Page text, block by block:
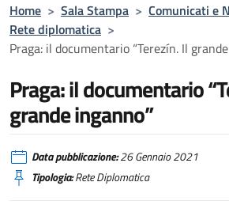
Home > Sala Stampa > Comunicati e
Rete diplomatica >
Praga: il documentario “Terezín. Il
Praga: il documentario
grande inganno”
Data pubblicazione:26 Gennaio 2021
Tipologia:Rete Diplomatica